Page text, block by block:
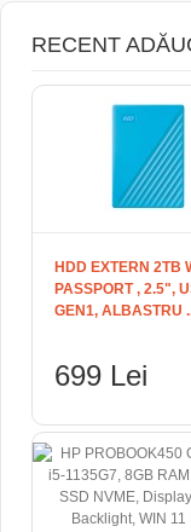
RECENT
HDD EXTERN 2TB
PASSPORT , 2.5",
GEN1, ALBASTRU
699 Lei